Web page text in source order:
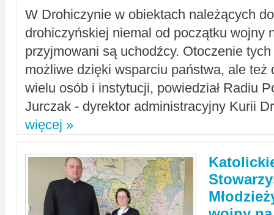
W Drohiczynie w obiektach należących
drohiczyńskiej niemal od początku wojny
przyjmowani są uchodźcy. Otoczenie
możliwe dzięki wsparciu państwa, ale też
wielu osób i instytucji, powiedział Radiu
Jurczak - dyrektor administracyjny Kurii
więcej »